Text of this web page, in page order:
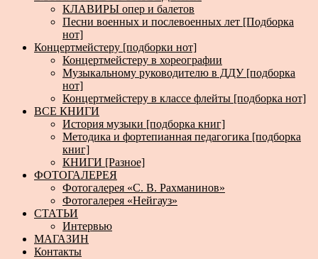
КЛАВИРЫ опер и балетов
Песни военных и послевоенных лет [Подборка
нот]
Концертмейстеру [подборки нот]
Концертмейстеру в хореографии
Музыкальному руководителю в ДДУ [подборка
нот]
Концертмейстеру в классе флейты [подборка нот]
ВСЕ КНИГИ
История музыки [подборка книг]
Методика и фортепианная педагогика [подборка
книг]
КНИГИ [Разное]
ФОТОГАЛЕРЕЯ
Фотогалерея «С. В. Рахманинов»
Фотогалерея «Нейгауз»
СТАТЬИ
Интервью
МАГАЗИН
Контакты